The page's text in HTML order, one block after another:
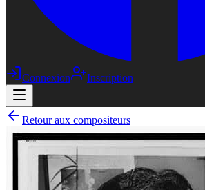
Connexion Inscription
Retour aux compositeurs